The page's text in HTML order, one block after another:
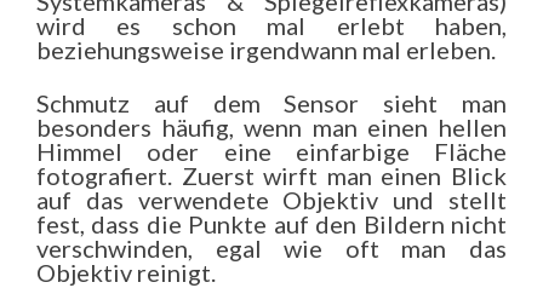
wird es schon mal erlebt haben,
beziehungsweise irgendwann mal erleben.
Schmutz auf dem Sensor sieht man
besonders häufig, wenn man einen hellen
Himmel oder eine einfarbige Fläche
fotografiert. Zuerst wirft man einen Blick
auf das verwendete Objektiv und stellt
fest, dass die Punkte auf den Bildern nicht
verschwinden, egal wie oft man das
Objektiv reinigt.